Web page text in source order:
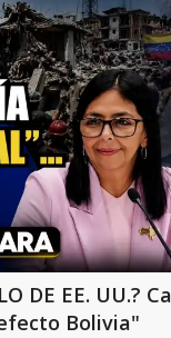
DE EE. UU.?
Bolivia"